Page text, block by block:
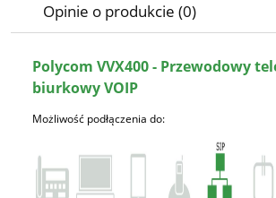
Opinie o produkcie (0)
Polycom VVX400 - Przewodowy
biurkowy VOIP
Możliwość podłączenia do: